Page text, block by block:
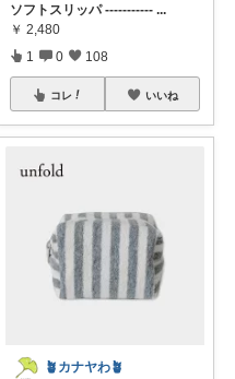
ソフトスリッパ ----------- ...
￥ 2,480
1 0 108
コレ いいね
🪴カナヤわ🪴